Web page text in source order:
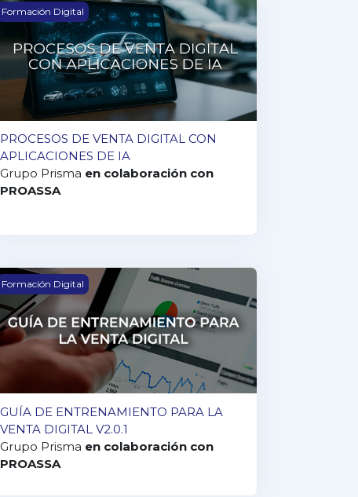
DE VENTA DIGITAL CON APLICACIONES DE IA
Formación Digital
PROCESOS DE VENTA DIGITAL CON
APLICACIONES DE IA
Grupo Prisma en colaboración con
PROASSA
DE ENTRENAMIENTO PARA LA VENTA DIGITAL V2.0.1
Formación Digital
GUÍA DE ENTRENAMIENTO PARA LA
VENTA DIGITAL V2.0.1
Grupo Prisma en colaboración con
PROASSA